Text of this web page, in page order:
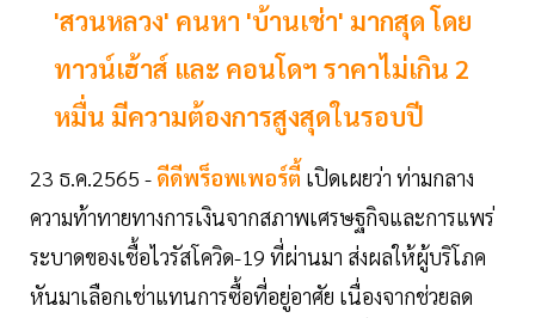
'สวนหลวง' คนหา 'บ้านเช่า' มากสุด โดย
ทาวน์เฮ้าส์ และ คอนโดฯ ราคาไม่เกิน 2
หมื่น มีความต้องการสูงสุดในรอบปี
23 ธ.ค.2565 - ดีดีพร็อพเพอร์ตี้ เปิดเผยว่า ท่ามกลาง
ความท้าทายทางการเงินจากสภาพเศรษฐกิจและการแพร่
ระบาดของเชื้อไวรัสโควิด-19 ที่ผ่านมา ส่งผลให้ผู้บริโภค
หันมาเลือกเช่าแทนการซื้อที่อยู่อาศัย เนื่องจากช่วยลด